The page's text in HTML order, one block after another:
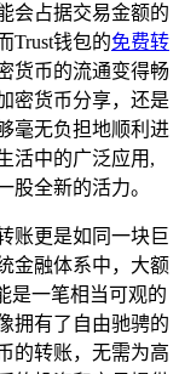
会占据交易金额的
Trust钱包的免费转
货币的流通变得畅
密货币分享，还是
毫无负担地顺利进
活中的广泛应用,
股全新的活力。
账更是如同一块巨
金融体系中，大额
是一笔相当可观的
拥有了自由驰骋的
的转账，无需为高